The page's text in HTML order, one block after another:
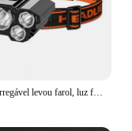
USB recarregável levou farol, luz forte, lâmpada principal, farol, built-in 18650 bateria, lanterna de pesca, lanterna ao ar livre, 5, 11